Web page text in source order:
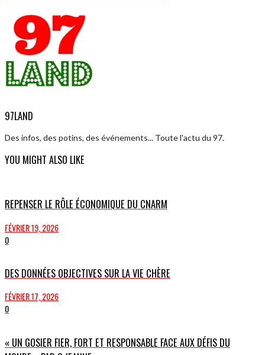
97LAND
Des infos, des potins, des événements... Toute l'actu du 97.
YOU MIGHT ALSO LIKE
REPENSER LE RÔLE ÉCONOMIQUE DU CNARM
FÉVRIER 19, 2026
0
DES DONNÉES OBJECTIVES SUR LA VIE CHÈRE
FÉVRIER 17, 2026
0
« UN GOSIER FIER, FORT ET RESPONSABLE FACE AUX DÉFIS DU